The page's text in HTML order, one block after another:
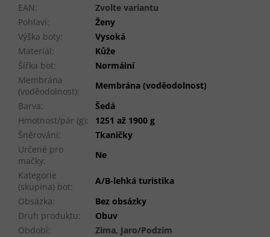
EAN:
Zvolte variantu
Pohlaví:
Ženy
Výška boty:
Vysoká
Materiál:
Kůže
Šířka bot:
Normální
Membrána
(voděodolnost):
Membrána (voděodolnost)
Barva:
Šedá
Hmotnost/pár (g):
1251 až 1900 g
Šněrování:
Tkaničky
Určené pro
mačky:
Ne
Kategorie
(skupina) bot:
A/B-lehká turistika
Obsázka:
Bez obsázky
Druh produktu:
Obuv
Období:
Zima, Jaro/Podzim